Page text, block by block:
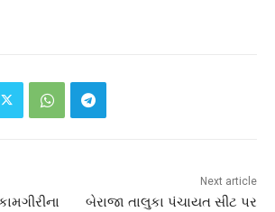
Next article
બેરાજા તાલુકા પંચાયત સીટ પર